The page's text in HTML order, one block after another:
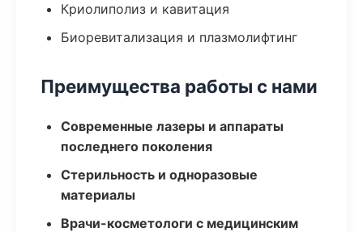
Криолиполиз и кавитация
Биоревитализация и плазмолифтинг
Преимущества работы с нами
Современные лазеры и аппараты
последнего поколения
Стерильность и одноразовые
материалы
Врачи-косметологи с медицинским